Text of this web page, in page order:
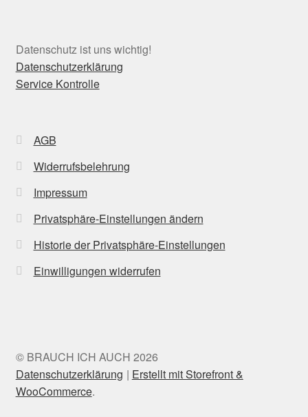
Datenschutz ist uns wichtig!
Datenschutzerklärung
Service Kontrolle
AGB
Widerrufsbelehrung
Impressum
Privatsphäre-Einstellungen ändern
Historie der Privatsphäre-Einstellungen
Einwilligungen widerrufen
© BRAUCH ICH AUCH 2026
Datenschutzerklärung
Erstellt mit Storefront &
WooCommerce.